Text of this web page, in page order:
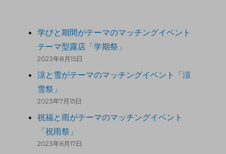
学びと期間がテーマのマッチングイベント
テーマ型露店「学期祭」
2023年8月15日
涼と雪がテーマのマッチングイベント「涼
雪祭」
2023年7月15日
祝福と雨がテーマのマッチングイベント
「祝雨祭」
2023年6月17日